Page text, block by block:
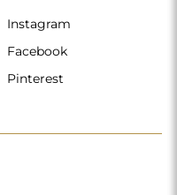
Instagram
Facebook
Pinterest